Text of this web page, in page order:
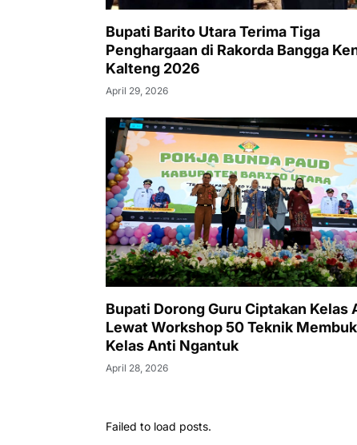
Bupati Barito Utara Terima Tiga
Penghargaan di Rakorda Bangga
Kalteng 2026
April 29, 2026
Bupati Dorong Guru Ciptakan Kelas
Lewat Workshop 50 Teknik
Kelas Anti Ngantuk
April 28, 2026
Failed to load posts.